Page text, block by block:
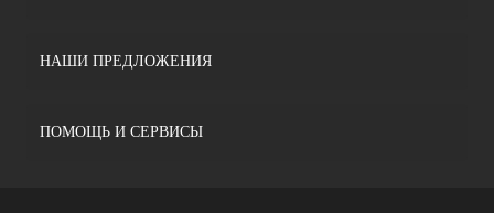
НАШИ ПРЕДЛОЖЕНИЯ
ПОМОЩЬ И СЕРВИСЫ